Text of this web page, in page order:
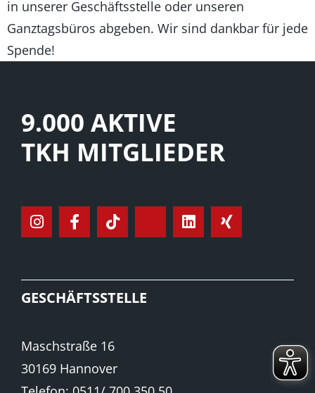
in unserer Geschäftsstelle oder unseren
Ganztagsbüros abgeben. Wir sind dankbar für jede
Spende!
9.000 AKTIVE
TKH MITGLIEDER
GESCHÄFTSSTELLE
Maschstraße 16
30169 Hannover